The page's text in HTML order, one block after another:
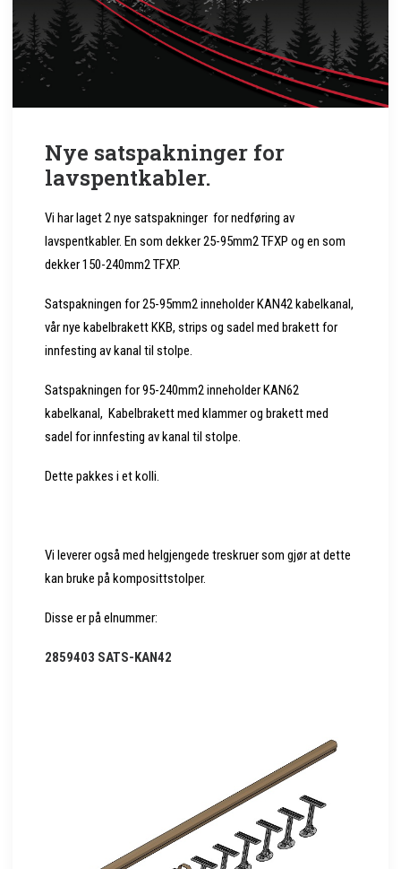
Nye satspakninger for
lavspentkabler.
Vi har laget 2 nye satspakninger for nedføring av
lavspentkabler. En som dekker 25-95mm2 TFXP og en som
dekker 150-240mm2 TFXP.
Satspakningen for 25-95mm2 inneholder KAN42 kabelkanal,
vår nye kabelbrakett KKB, strips og sadel med brakett for
innfesting av kanal til stolpe.
Satspakningen for 95-240mm2 inneholder KAN62
kabelkanal, Kabelbrakett med klammer og brakett med
sadel for innfesting av kanal til stolpe.
Dette pakkes i et kolli.
Vi leverer også med helgjengede treskruer som gjør at dette
kan bruke på komposittstolper.
Disse er på elnummer:
2859403 SATS-KAN42